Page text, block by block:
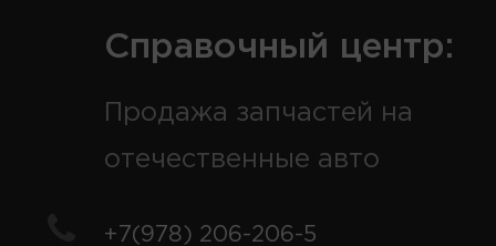
Справочный центр:
Продажа запчастей на
отечественные авто
+7(978) 206-206-5